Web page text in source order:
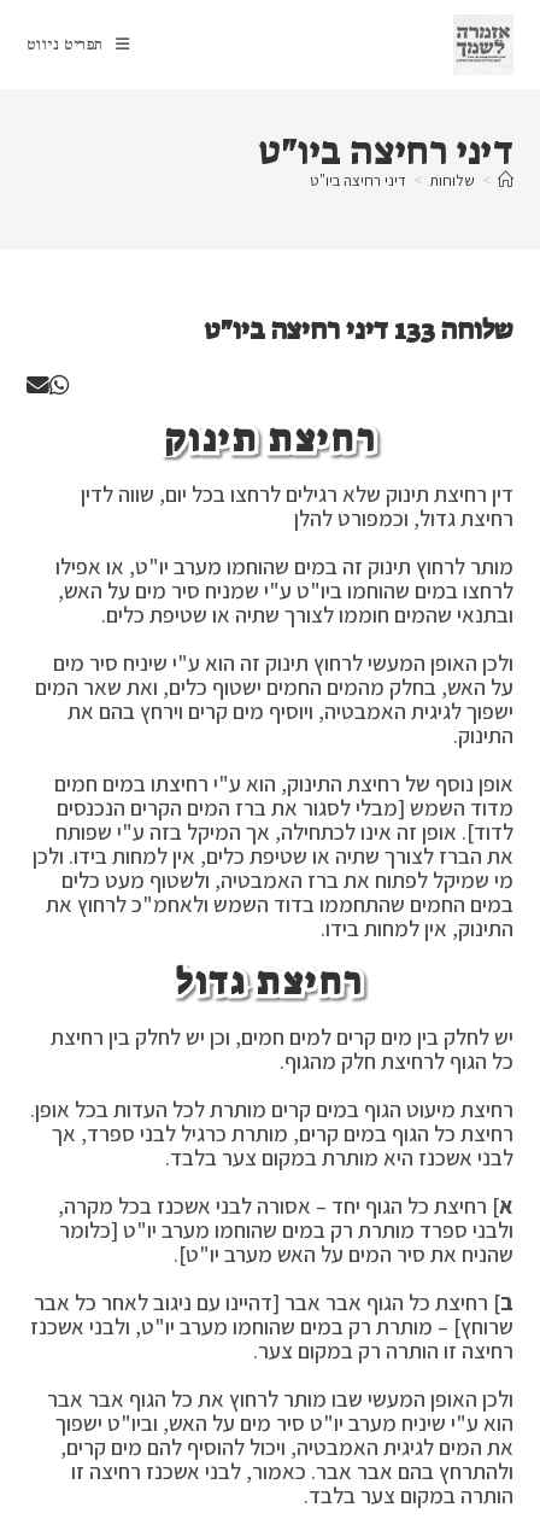
content
תפריט ניווט
דיני רחיצה ביו"ט
> שלוחות > דיני רחיצה ביו"ט
שלוחה 133 דיני רחיצה ביו"ט
רחיצת תינוק
דין רחיצת תינוק שלא רגילים לרחצו בכל יום, שווה לדין
רחיצת גדול, וכמפורט להלן
מותר לרחוץ תינוק זה במים שהוחמו מערב יו"ט, או אפילו
לרחצו במים שהוחמו ביו"ט ע"י שמניח סיר מים על האש,
ובתנאי שהמים חוממו לצורך שתיה או שטיפת כלים.
ולכן האופן המעשי לרחוץ תינוק זה הוא ע"י שיניח סיר מים
על האש, בחלק מהמים החמים ישטוף כלים, ואת שאר המים
ישפוך לגיגית האמבטיה, ויוסיף מים קרים וירחץ בהם את
התינוק.
אופן נוסף של רחיצת התינוק, הוא ע"י רחיצתו במים חמים
מדוד השמש [מבלי לסגור את ברז המים הקרים הנכנסים
לדוד]. אופן זה אינו לכתחילה, אך המיקל בזה ע"י שפותח
את הברז לצורך שתיה או שטיפת כלים, אין למחות בידו. ולכן
מי שמיקל לפתוח את ברז האמבטיה, ולשטוף מעט כלים
במים החמים שהתחממו בדוד השמש ולאחמ"כ לרחוץ את
התינוק, אין למחות בידו.
רחיצת גדול
יש לחלק בין מים קרים למים חמים, וכן יש לחלק בין רחיצת
כל הגוף לרחיצת חלק מהגוף.
רחיצת מיעוט הגוף במים קרים מותרת לכל העדות בכל אופן.
רחיצת כל הגוף במים קרים, מותרת כרגיל לבני ספרד, אך
לבני אשכנז היא מותרת במקום צער בלבד.
א] רחיצת כל הגוף יחד – אסורה לבני אשכנז בכל מקרה,
ולבני ספרד מותרת רק במים שהוחמו מערב יו"ט [כלומר
שהניח את סיר המים על האש מערב יו"ט].
ב] רחיצת כל הגוף אבר אבר [דהיינו עם ניגוב לאחר כל אבר
שרוחץ] – מותרת רק במים שהוחמו מערב יו"ט, ולבני אשכנז
רחיצה זו הותרה רק במקום צער.
ולכן האופן המעשי שבו מותר לרחוץ את כל הגוף אבר אבר
הוא ע"י שיניח מערב יו"ט סיר מים על האש, וביו"ט ישפוך
את המים לגיגית האמבטיה, ויכול להוסיף להם מים קרים,
ולהתרחץ בהם אבר אבר. כאמור, לבני אשכנז רחיצה זו
הותרה במקום צער בלבד.